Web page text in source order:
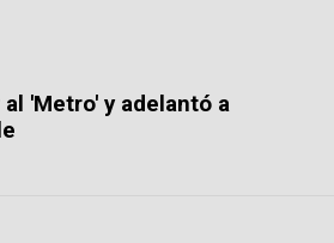
'Metro' y adelantó a